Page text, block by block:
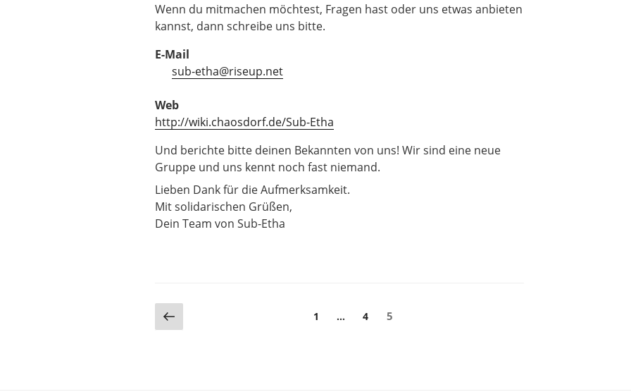
Wenn du mitmachen möchtest, Fragen hast oder uns etwas anbieten
kannst, dann schreibe uns bitte.
E-Mail
sub-etha@riseup.net
Web
http://wiki.chaosdorf.de/Sub-Etha
Und berichte bitte deinen Bekannten von uns! Wir sind eine neue
Gruppe und uns kennt noch fast niemand.
Lieben Dank für die Aufmerksamkeit.
Mit solidarischen Grüßen,
Dein Team von Sub-Etha
Seitennummerierung
Vorherige
Seite
Seite
1 … Seite
4 Seite
5